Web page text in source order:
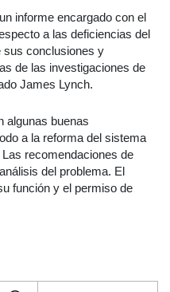
informe encargado con el
a las deficiencias del
sus conclusiones y
de las investigaciones de
James Lynch.
algunas buenas
a la reforma del sistema
recomendaciones de
del problema. El
función y el permiso de